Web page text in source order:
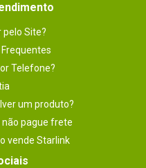
Site?
Frequentes
Telefone?
um produto?
não pague frete
vende Starlink